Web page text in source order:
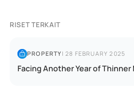
RISET TERKAIT
PROPERTY|28 FEBRUARY 2025
Facing Another Year of Thinner